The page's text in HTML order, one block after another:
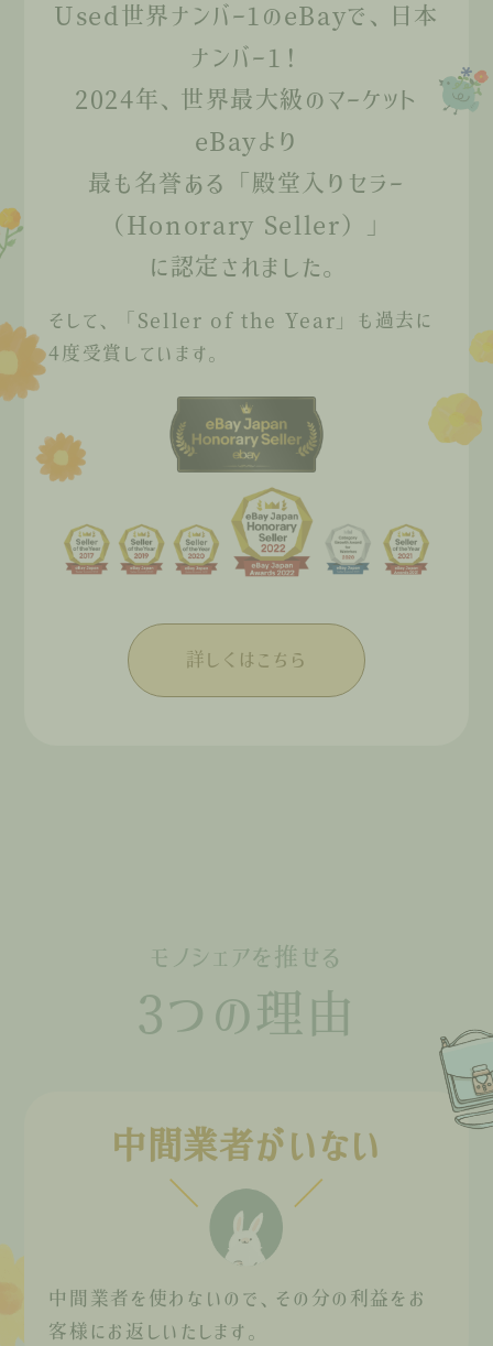
Used世界ナンバー1のeBayで、日本
ナンバー1！
2024年、世界最大級のマーケット
eBayより
最も名誉ある「殿堂入りセラー
（Honorary Seller）」
に認定されました。
そして、「Seller of the Year」も過去に
4度受賞しています。
詳しくはこちら
モノシェアを推せる
3つの理由
中間業者がいない
中間業者を使わないので、その分の利益をお
客様にお返しいたします。